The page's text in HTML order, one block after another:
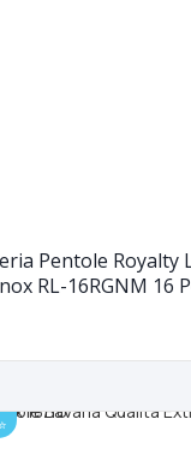
Pentole Royalty
RL-16RGNM 16
⭐